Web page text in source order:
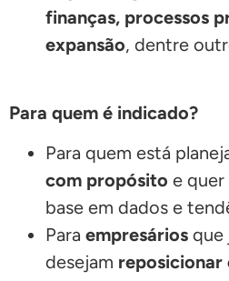
finanças, processos
expansão, dentre
Para quem é indicado?
Para quem está
com propósito e quer
base em dados e
Para empresários que
desejam reposicionar